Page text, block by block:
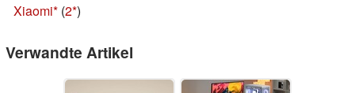
Xiaomi (2 )
Verwandte Artikel